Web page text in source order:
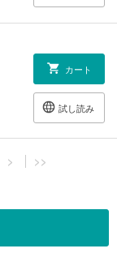
カート
試し読み
> >>